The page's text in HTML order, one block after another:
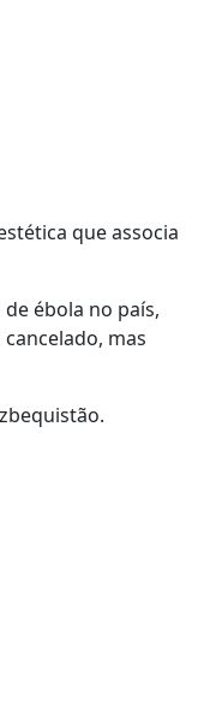
que associa
ébola no país,
mas